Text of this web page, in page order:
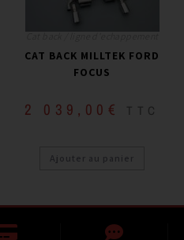
CAT BACK MILLTEK FORD
FOCUS
2 039,00 € TTC
Ajouter au panier